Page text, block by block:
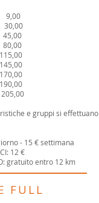
e gruppi si effettuano
- 15 € settimana
12 €
gratuito entro 12 km
FULL